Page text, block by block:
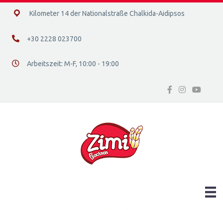
14ο χλμ. Ε.Ο. Χαλκίδας – Αιδηψού, 34400
Kilometer 14 der Nationalstraße Chalkida-Aidipsos
+30 2228 023700
+30 2228 023700
Διεύθυνση οδός 16, Ελλάδα
Arbeitszeit: Μ-F, 10:00 - 19:00